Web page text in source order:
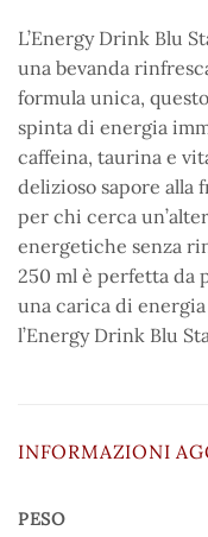
L’Energy Drink Blu
una bevanda
formula unica,
spinta di energia
caffeina, taurina e
delizioso sapore alla
per chi cerca
energetiche senza
250 ml è perfetta da
una carica di
l’Energy Drink Blu
INFORMAZIONI
PESO